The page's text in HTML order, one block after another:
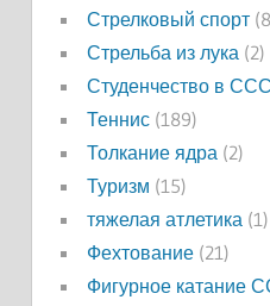
Стрелковый спорт
Стрельба из лука(2)
Студенчество в
Теннис(189)
Толкание ядра(2)
Туризм (15)
тяжелая атлетика(1)
Фехтование(21)
Фигурное катание